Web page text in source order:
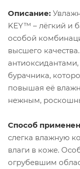
Описание:
KEY™ – лёгкий и
особой
высшего
бурачника,
повышая её
нежным,
Способ
слегка влажную
влаги в коже.
огрубевшим